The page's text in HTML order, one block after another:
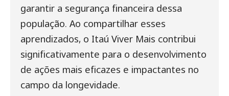
garantir a segurança financeira dessa
população. Ao compartilhar esses
aprendizados, o Itaú Viver Mais contribui
significativamente para o desenvolvimento
de ações mais eficazes e impactantes no
campo da longevidade.